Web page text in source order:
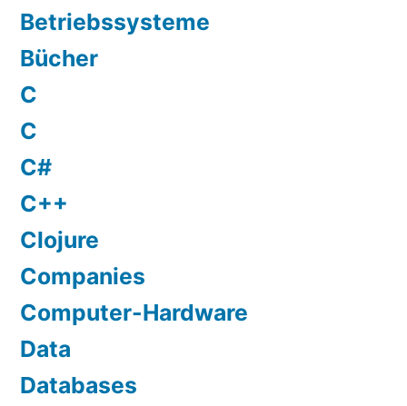
Betriebssysteme
Bücher
C
C
C#
C++
Clojure
Companies
Computer-Hardware
Data
Databases